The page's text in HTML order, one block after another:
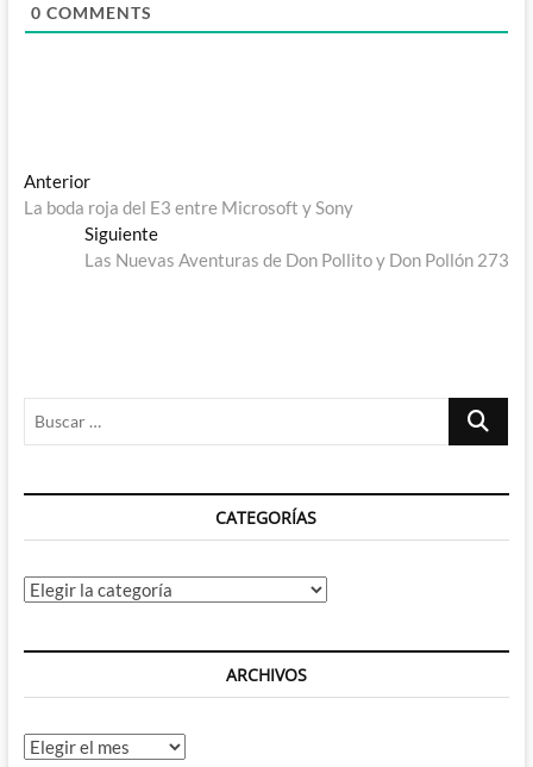
0 COMMENTS
Navegación
de
entradas
AnteriorEntrada
anterior:
La boda roja del E3 entre Microsoft y Sony
SiguienteEntrada
siguiente:
Las Nuevas Aventuras de Don Pollito y Don Pollón 273
Buscar
CATEGORÍAS
Categorías
ARCHIVOS
Archivos